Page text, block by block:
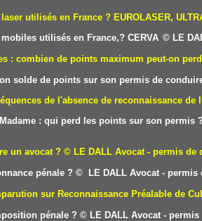
utilisés en France ? EUROLASER,
utilisés en France,? CERVA © LE
: combien de points maximum peut-on
solde de points sur son permis de
de l'absence de reconnaissance de
: qui perd les points sur son permis ?
un avocat ? © LE DALL Avocat - permis de
pénale ? © LE DALL Avocat - permis
sur Reconnaissance Préalable de
pénale ? © LE DALL Avocat -